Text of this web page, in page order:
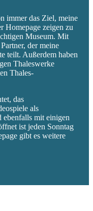
immer das Ziel, meine
Homepage zeigen zu
Museum. Mit
der meine
teilt. Außerdem haben
Thaleswerke
Thales-
das
als
ebenfalls mit einigen
ist jeden Sonntag
gibt es weitere